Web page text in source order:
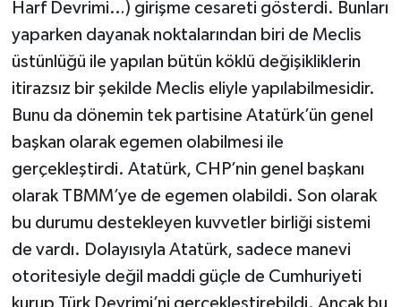
Harf Devrimi…) girişme cesareti gösterdi. Bunları
yaparken dayanak noktalarından biri de Meclis
üstünlüğü ile yapılan bütün köklü değişikliklerin
itirazsız bir şekilde Meclis eliyle yapılabilmesidir.
Bunu da dönemin tek partisine Atatürk’ün genel
başkan olarak egemen olabilmesi ile
gerçekleştirdi. Atatürk, CHP’nin genel başkanı
olarak TBMM’ye de egemen olabildi. Son olarak
bu durumu destekleyen kuvvetler birliği sistemi
de vardı. Dolayısıyla Atatürk, sadece manevi
otoritesiyle değil maddi güçle de Cumhuriyeti
kurup Türk Devrimi’ni gerçekleştirebildi. Ancak bu